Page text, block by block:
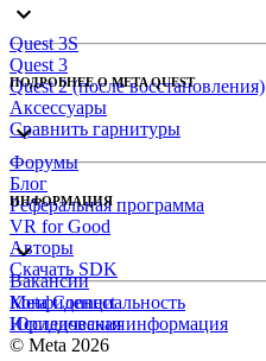
Quest 3S
Quest 3
Quest 2 (после восстановления)
Аксессуары
Сравнить гарнитуры
ПОДРОБНЕЕ О META QUEST
Форумы
Блог
Реферальная программа
VR for Good
Авторы
Скачать SDK
ИНФОРМАЦИЯ
Вакансии
Meta Connect
Исследования
Конфиденциальность
Юридическая информация
© Meta 2026